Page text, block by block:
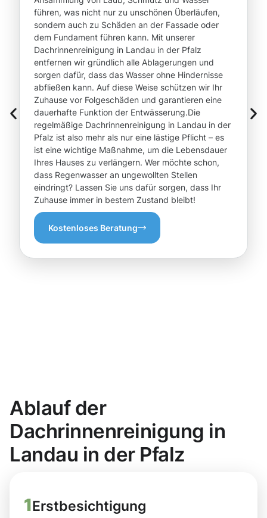
führen, was nicht nur zu unschönen Überläufen,
sondern auch zu Schäden an der Fassade oder
dem Fundament führen kann. Mit unserer
Dachrinnenreinigung in Landau in der Pfalz
entfernen wir gründlich alle Ablagerungen und
sorgen dafür, dass das Wasser ohne Hindernisse
abfließen kann. Auf diese Weise schützen wir Ihr
Zuhause vor Folgeschäden und garantieren eine
dauerhafte Funktion der Entwässerung.Die
regelmäßige Dachrinnenreinigung in Landau in der
Pfalz ist also mehr als nur eine lästige Pflicht – es
ist eine wichtige Maßnahme, um die Lebensdauer
Ihres Hauses zu verlängern. Wer möchte schon,
dass Regenwasser an ungewollten Stellen
eindringt? Lassen Sie uns dafür sorgen, dass Ihr
Zuhause immer in bestem Zustand bleibt!
Kostenloses Beratung
Ablauf der
Dachrinnenreinigung in
Landau in der Pfalz
1Erstbesichtigung